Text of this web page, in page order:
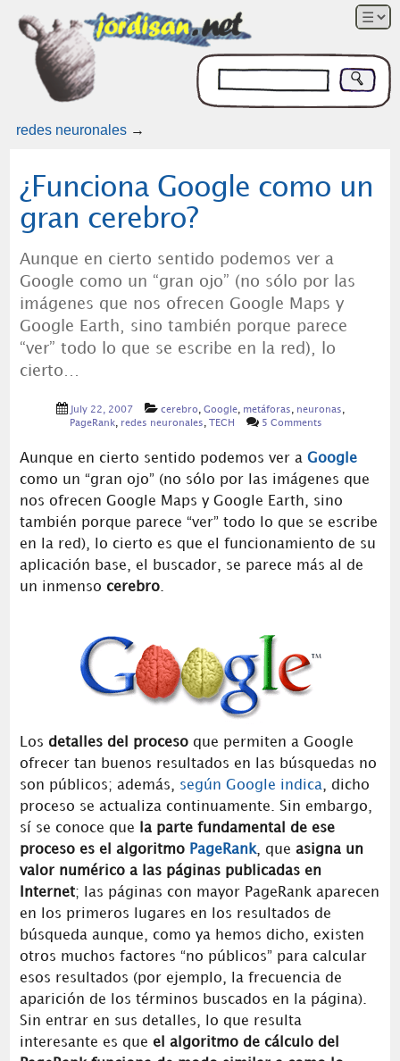
redes neuronales→
¿Funciona Google como un
gran cerebro?
Aunque en cierto sentido podemos ver a
Google como un “gran ojo” (no sólo por las
imágenes que nos ofrecen Google Maps y
Google Earth, sino también porque parece
“ver” todo lo que se escribe en la red), lo
cierto…
July 22, 2007 cerebro , Google, metáforas , neuronas ,
PageRank, redes neuronales , TECH 5 Comments
Aunque en cierto sentido podemos ver a Google
como un “gran ojo” (no sólo por las imágenes que
nos ofrecen Google Maps y Google Earth, sino
también porque parece “ver” todo lo que se escribe
en la red), lo cierto es que el funcionamiento de su
aplicación base, el buscador, se parece más al de
un inmenso cerebro.
Los detalles del procesoque permiten a Google
ofrecer tan buenos resultados en las búsquedas no
son públicos; además, según Google indica , dicho
proceso se actualiza continuamente. Sin embargo,
sí se conoce que
la parte fundamental de ese
proceso es el algoritmo PageRank, que asigna un
valor numérico a las páginas publicadas en
Internet; las páginas con mayor PageRank aparecen
en los primeros lugares en los resultados de
búsqueda aunque, como ya hemos dicho, existen
otros muchos factores “no públicos” para calcular
esos resultados (por ejemplo, la frecuencia de
aparición de los términos buscados en la página).
Sin entrar en sus detalles, lo que resulta
interesante es que el algoritmo de cálculo del